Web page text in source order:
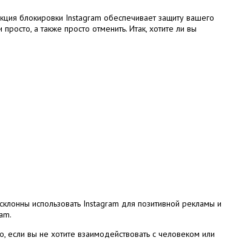
блокировки Instagram обеспечивает защиту вашего
а также просто отменить. Итак, хотите ли вы
использовать Instagram для позитивной рекламы и
если вы не хотите взаимодействовать с человеком или